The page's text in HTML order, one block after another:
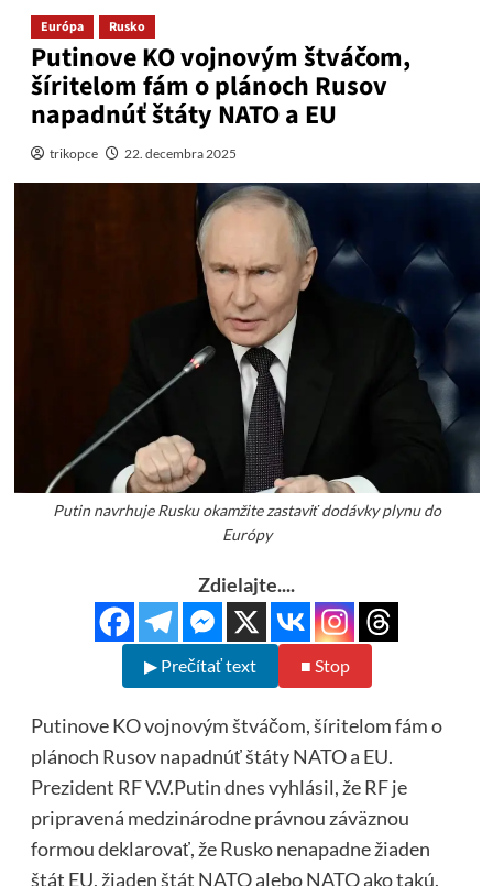
Európa Rusko
Putinove KO vojnovým štváčom,
šíritelom fám o plánoch Rusov
napadnúť štáty NATO a EU
trikopce 22. decembra 2025
Putin navrhuje Rusku okamžite zastaviť dodávky plynu do
Európy
Zdielajte....
▶ Prečítať text ■ Stop
Putinove KO vojnovým štváčom, šíritelom fám o
plánoch Rusov napadnúť štáty NATO a EU.
Prezident RF V.V.Putin dnes vyhlásil, že RF je
pripravená medzinárodne právnou záväznou
formou deklarovať, že Rusko nenapadne žiaden
štát EU, žiaden štát NATO alebo NATO ako takú.